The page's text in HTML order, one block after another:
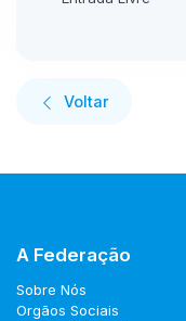
Voltar
A Federação
Sobre Nós
Orgãos Sociais